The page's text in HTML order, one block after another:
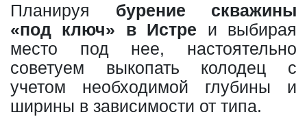
Планируя бурение скважины
«под ключ» в Истре и выбирая
место под нее, настоятельно
советуем выкопать колодец с
учетом необходимой глубины и
ширины в зависимости от типа.